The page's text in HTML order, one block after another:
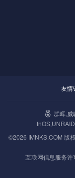
友情
群晖,威
©2026 IMNKS.COM 版
互联网信息服务许